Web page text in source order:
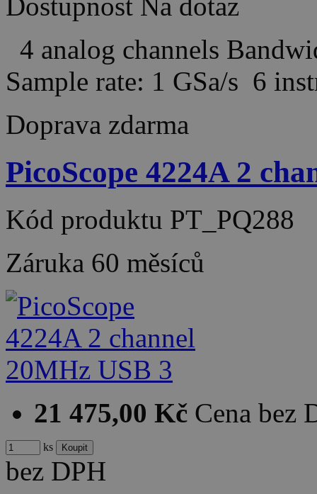
Dostupnost Na dotaz
4 analog channels
Sample rate: 1 GSa/s 6
Doprava zdarma
PicoScope 4224A 2
Kód produktu PT_PQ288
Záruka 60 měsíců
21 475,00 Kč Cena bez
ks
bez DPH